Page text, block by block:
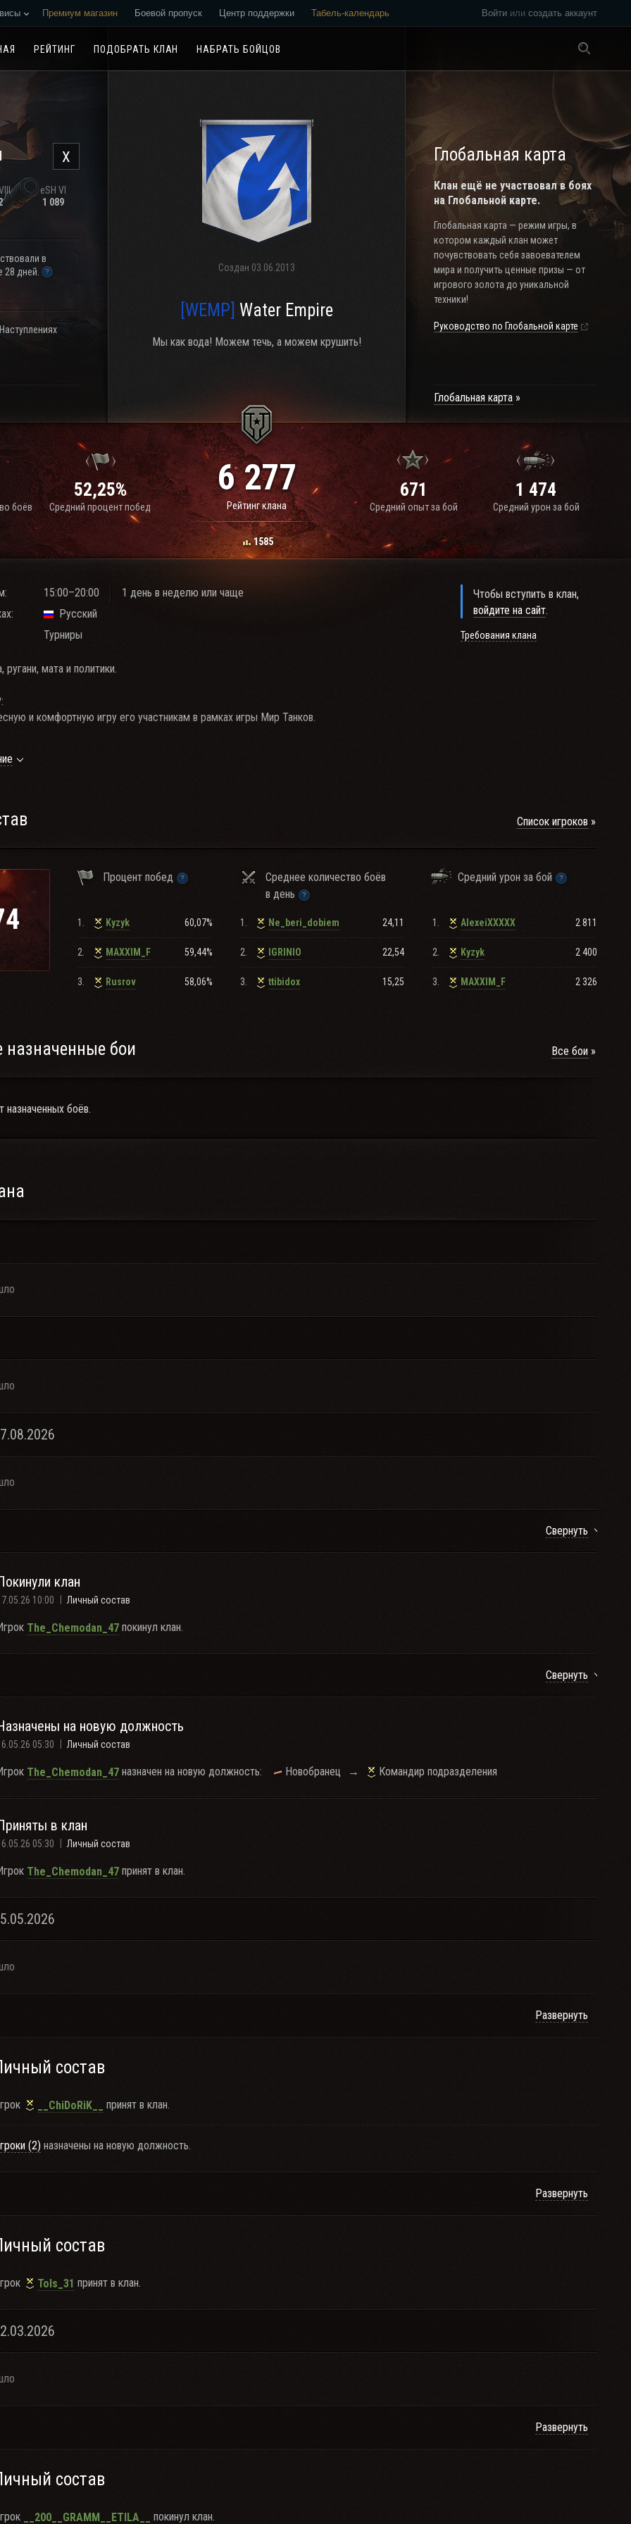
Войти или создать аккаунт
Премиум магазин Боевой пропуск Центр поддержки Табель-календарь
РЕЙТИНГ ПОДОБРАТЬ КЛАН НАБРАТЬ БОЙЦОВ
X
eSH VI
1 089
в
28 дней.
Создан 03.06.2013
[WEMP] Water Empire
Мы как вода! Можем течь, а можем крушить!
Глобальная карта
Клан ещё не участвовал в боях
на Глобальной карте.
Глобальная карта — режим игры, в
котором каждый клан может
почувствовать себя завоевателем
мира и получить ценные призы — от
игрового золота до уникальной
техники!
Руководство по Глобальной карте
Глобальная карта
боёв
52,25%
Средний процент побед
6 277
Рейтинг клана
1585
671
Средний опыт за бой
1 474
Средний урон за бой
15:00–20:00
1 день в неделю или чаще
Русский
Турниры
мата и политики.
и комфортную игру его участникам в рамках игры Мир Танков.
в рандоме и различных режимах, под резервами клана.
мы:
Командира подразделения.
каждый день на серебро и различный опыт с 8.00 до 23.00 (по МСК)
Чтобы вступить в клан,
войдите на сайт.
Требования клана
Список игроков
Процент побед
Среднее количество боёв
в день
Средний урон за бой
1. Kyzyk 60,07%
2. MAXXIM_F 59,44%
3. Rusrov 58,06%
1. Ne_beri_dobiem 24,11
2. IGRINIO 22,54
3. ttibidox 15,25
1. AlexeiXXXXX 2 811
2. Kyzyk 2 400
3. MAXXIM_F 2 326
бои Все бои
назначенных боёв.
Свернуть
клан
10:00 Личный состав
The_Chemodan_47 покинул клан.
Свернуть
на новую должность
05:30 Личный состав
The_Chemodan_47 назначен на новую должность: Новобранец → Командир подразделения
в клан
05:30 Личный состав
The_Chemodan_47 принят в клан.
Развернуть
состав
__ChiDoRiK__ принят в клан.
(2) назначены на новую должность.
Развернуть
состав
Tols_31 принят в клан.
Развернуть
состав
__200__GRAMM__ETILA__ покинул клан.